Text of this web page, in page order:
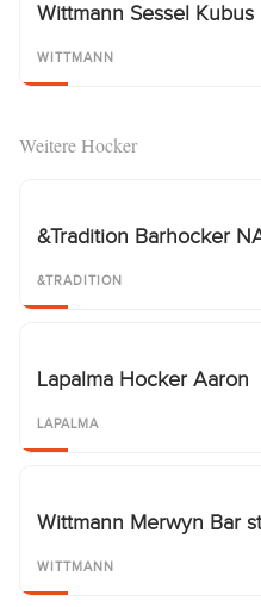
Wittmann Sessel Kubus
WITTMANN
Weitere Hocker
&Tradition Barhocker
&TRADITION
Lapalma Hocker Aaron
LAPALMA
Wittmann Merwyn Bar
WITTMANN